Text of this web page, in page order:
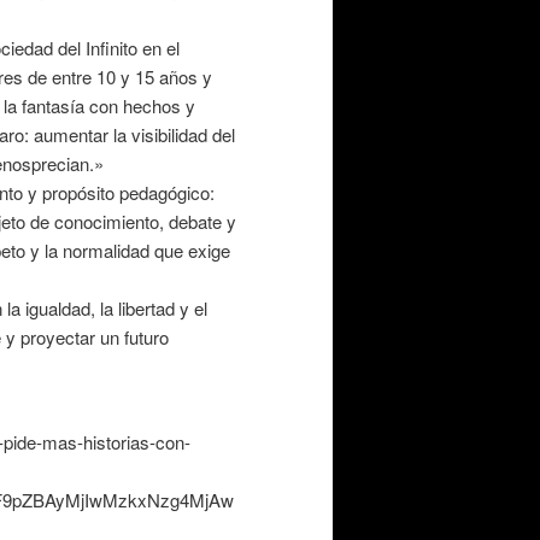
del Infinito en el
de entre 10 y 15 años y
fantasía con hechos y
aumentar la visibilidad del
y propósito pedagógico:
de conocimiento, debate y
y la normalidad que exige
igualdad, la libertad y el
proyectar un futuro
mas-historias-con-